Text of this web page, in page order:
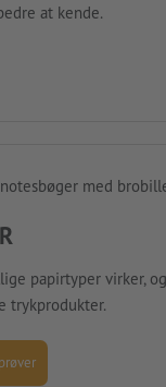
at kende.
papirtyper virker,
trykprodukter.